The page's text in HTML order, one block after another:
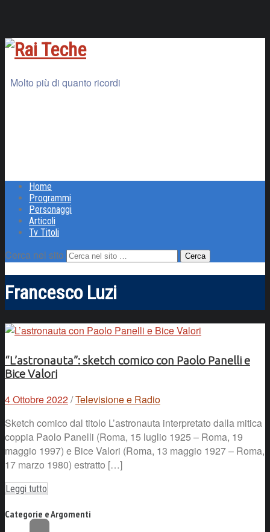
Molto più di quanto ricordi
Home
Programmi
Personaggi
Articoli
Tv Titoli
Cerca nel sito
Francesco Luzi
“L’astronauta”: sketch comico con Paolo Panelli e
Bice Valori
4 Ottobre 2022/Televisione e Radio
Sketch comico dal titolo L’astronauta interpretato dalla mitica
coppia Paolo Panelli (Roma, 15 luglio 1925 – Roma, 19
maggio 1997) e Bice Valori (Roma, 13 maggio 1927 – Roma,
17 marzo 1980) estratto […]
Leggi tutto
Categorie e Argomenti